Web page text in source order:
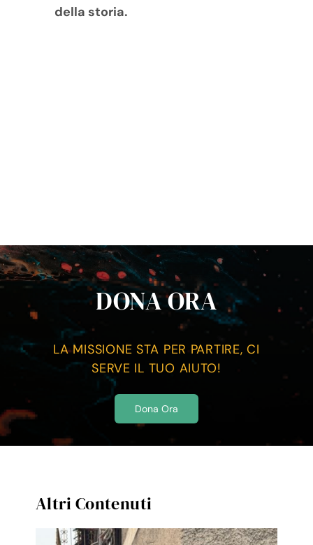
della storia.
DONA ORA
LA MISSIONE STA PER PARTIRE, CI
SERVE IL TUO AIUTO!
Dona Ora
Altri Contenuti